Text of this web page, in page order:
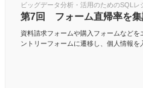
ビッグデータ分析・活用のためのSQLレ
第7回 フォーム直帰率を集
資料請求フォームや購入フォームなど
ントリーフォームに遷移し、個人情報を